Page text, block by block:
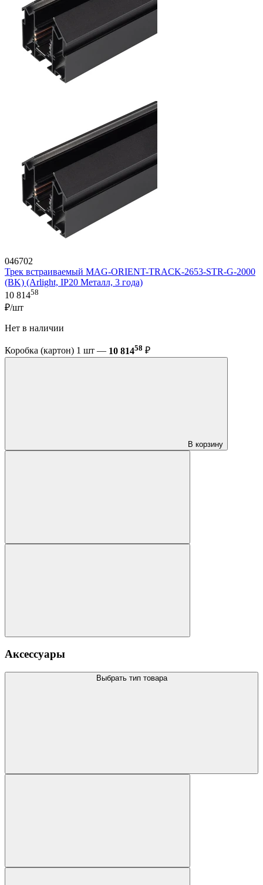
046702
Трек встраиваемый MAG-ORIENT-TRACK-2653-STR-G-2000
(BK) (Arlight, IP20 Металл, 3 года)
10 81458
₽/шт
Нет в наличии
Коробка (картон) 1 шт — 10 81458 ₽
В корзину
Аксессуары
Выбрать тип товара